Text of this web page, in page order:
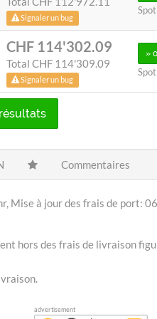
Signaler un bug
CHF 114'302.09
Total CHF 114'309.09
Signaler un bug
»
Commentaires
Mise à jour des frais de port:
hors des frais de livraison
advertisement